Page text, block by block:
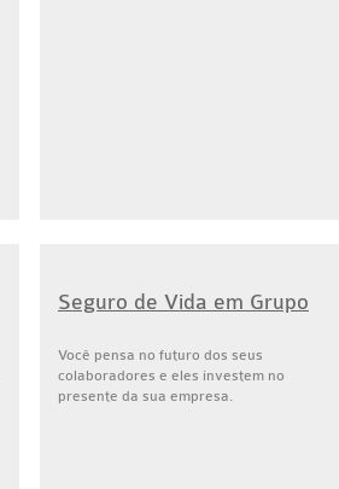
Seguro de Vida em Grupo
Você pensa no futuro dos seus
colaboradores e eles investem no
presente da sua empresa.